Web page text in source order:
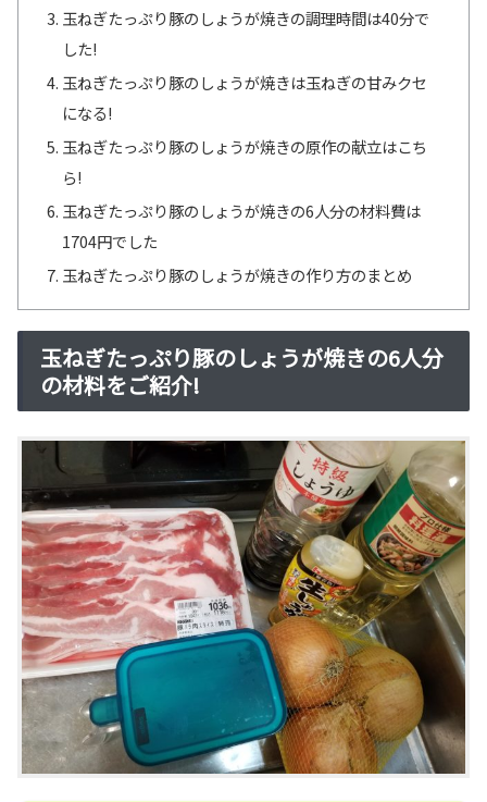
玉ねぎたっぷり豚のしょうが焼きの調理時間は40分で
した!
玉ねぎたっぷり豚のしょうが焼きは玉ねぎの甘みクセ
になる!
玉ねぎたっぷり豚のしょうが焼きの原作の献立はこち
ら!
玉ねぎたっぷり豚のしょうが焼きの6人分の材料費は
1704円でした
玉ねぎたっぷり豚のしょうが焼きの作り方のまとめ
玉ねぎたっぷり豚のしょうが焼きの6人分
の材料をご紹介!